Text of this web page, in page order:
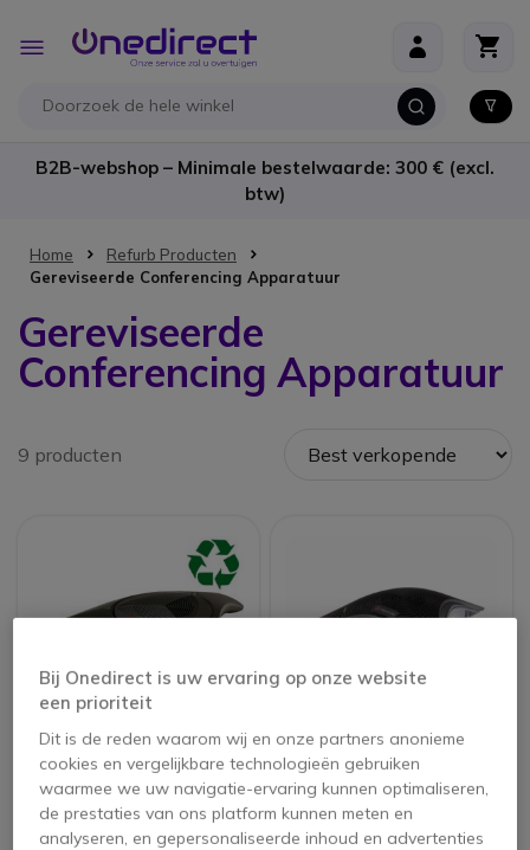
Toggle
Nav
B2B-webshop – Minimale bestelwaarde: 300 € (excl.
btw)
Home
Refurb Producten
Gereviseerde Conferencing Apparatuur
Gereviseerde
Conferencing Apparatuur
9 producten
GEREVISEERD
POLY SoundStation2
4 van 2 Reviews
GEREVISEERD
Polycom
Soundstation IP 5000
*Refurb*5 van 1 Reviews
Bij Onedirect is uw ervaring op onze website
een prioriteit
Dit is de reden waarom wij en onze partners anonieme
cookies en vergelijkbare technologieën gebruiken
waarmee we uw navigatie-ervaring kunnen optimaliseren,
de prestaties van ons platform kunnen meten en
analyseren, en gepersonaliseerde inhoud en advertenties